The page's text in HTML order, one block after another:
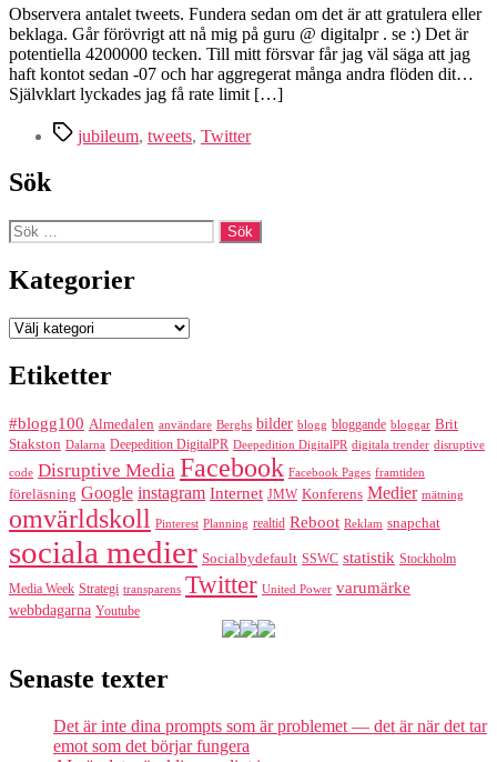
Observera antalet tweets. Fundera sedan om det är att gratulera eller
beklaga. Går förövrigt att nå mig på guru @ digitalpr . se :) Det är
potentiella 4200000 tecken. Till mitt försvar får jag väl säga att jag
haft kontot sedan -07 och har aggregerat många andra flöden dit…
Självklart lyckades jag få rate limit […]
Etiketter
jubileum, tweets, Twitter
Sök
Sök
efter:
Kategorier
Kategorier
Etiketter
#blogg100 Almedalen användare Berghs bilder blogg bloggande bloggar Brit
Stakston Dalarna Deepedition DigitalPR Deepedition DigitalPR digitala trender disruptive
code Disruptive Media Facebook Facebook Pages framtiden
föreläsning Google instagram Internet JMW Konferens Medier mätning
omvärldskoll Pinterest Planning realtid Reboot Reklam snapchat
sociala medier Socialbydefault SSWC statistik Stockholm
Media Week Strategi transparens Twitter United Power varumärke
webbdagarna Youtube
Senaste texter
Det är inte dina prompts som är problemet — det är när det tar
emot som det börjar fungera